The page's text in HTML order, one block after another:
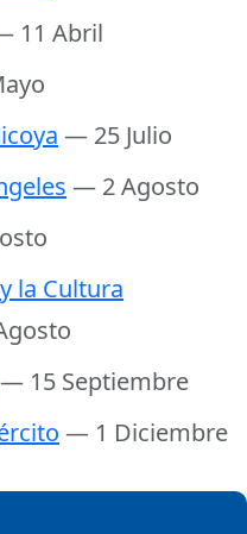
11 Abril
— 25 Julio
— 2 Agosto
la Cultura
— 15 Septiembre
— 1 Diciembre